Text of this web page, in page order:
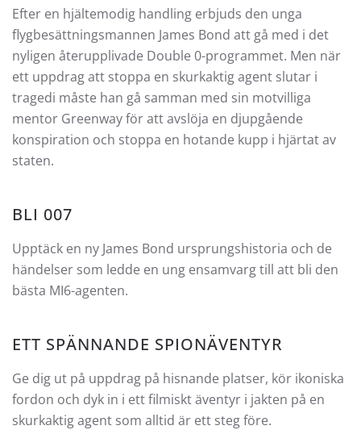
Efter en hjältemodig handling erbjuds den unga
flygbesättningsmannen James Bond att gå med i det
nyligen återupplivade Double 0-programmet. Men när
ett uppdrag att stoppa en skurkaktig agent slutar i
tragedi måste han gå samman med sin motvilliga
mentor Greenway för att avslöja en djupgående
konspiration och stoppa en hotande kupp i hjärtat av
staten.
BLI 007
Upptäck en ny James Bond ursprungshistoria och de
händelser som ledde en ung ensamvarg till att bli den
bästa MI6-agenten.
ETT SPÄNNANDE SPIONÄVENTYR
Ge dig ut på uppdrag på hisnande platser, kör ikoniska
fordon och dyk in i ett filmiskt äventyr i jakten på en
skurkaktig agent som alltid är ett steg före.